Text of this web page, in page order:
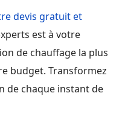
devis gratuit et
est à votre
de chauffage la plus
budget. Transformez
de chaque instant de